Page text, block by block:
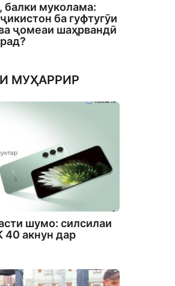
балки муколама:
ба гуфтугӯи
ҷомеаи шаҳрвандӣ
МУҲАРРИР
шумо: силсилаи
40 акнун дар